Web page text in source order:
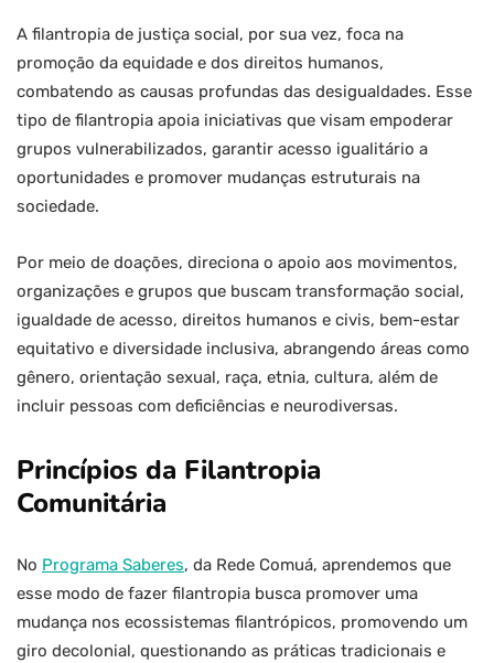
A filantropia de justiça social, por sua vez, foca na
promoção da equidade e dos direitos humanos,
combatendo as causas profundas das desigualdades. Esse
tipo de filantropia apoia iniciativas que visam empoderar
grupos vulnerabilizados, garantir acesso igualitário a
oportunidades e promover mudanças estruturais na
sociedade.
Por meio de doações, direciona o apoio aos movimentos,
organizações e grupos que buscam transformação social,
igualdade de acesso, direitos humanos e civis, bem-estar
equitativo e diversidade inclusiva, abrangendo áreas como
gênero, orientação sexual, raça, etnia, cultura, além de
incluir pessoas com deficiências e neurodiversas.
Princípios da Filantropia
Comunitária
No Programa Saberes, da Rede Comuá, aprendemos que
esse modo de fazer filantropia busca promover uma
mudança nos ecossistemas filantrópicos, promovendo um
giro decolonial, questionando as práticas tradicionais e